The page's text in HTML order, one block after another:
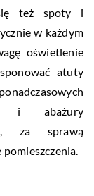
też spoty i
w każdym
oświetlenie
atuty
i abażury
, za sprawą